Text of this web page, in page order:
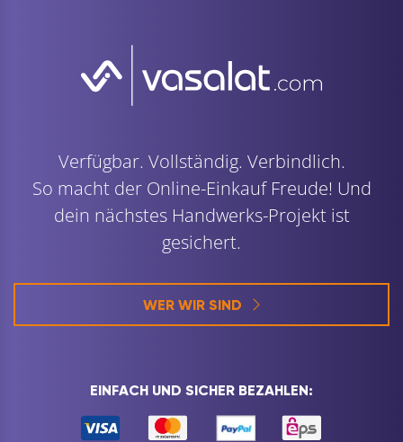
Verfügbar. Vollständig. Verbindlich.
So macht der Online-Einkauf Freude! Und
dein nächstes Handwerks-Projekt ist
gesichert.
WER WIR SIND
EINFACH UND SICHER BEZAHLEN: